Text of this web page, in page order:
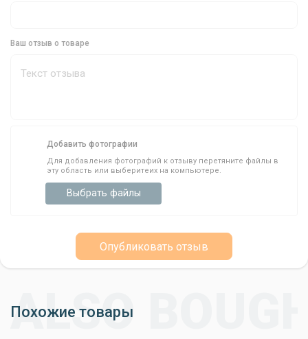
Ваш отзыв о товаре
Добавить фотографии
Для добавления фотографий к отзыву перетяните файлы в
эту область или выберитеих на компьютере.
Выбрать файлы
Опубликовать отзыв
Похожие товары